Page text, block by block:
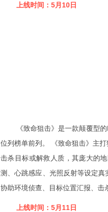
上线时间：5月10日
《致命狙击》是一款颠覆型
位列榜单前列。 《致命狙击》主
击杀目标或解救人质，其庞大的
测、心跳感应、光照反射等设定真
协助环境侦查、目标位置汇报、击
上线时间：5月11日